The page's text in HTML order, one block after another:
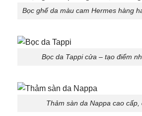
Bọc ghế da màu cam Hermes hàng
Bọc da Tappi cửa – tạo điểm
Thảm sàn da Nappa cao cấp,